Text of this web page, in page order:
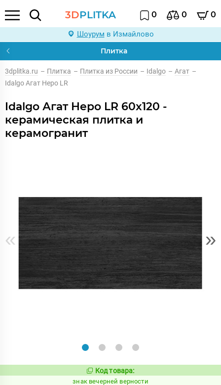
3DPLITKA 0 0 0
Шоурум в Измайлово
Плитка
3dplitka.ru – Плитка – Плитка из России – Idalgo – Агат –
Idalgo Агат Неро LR
Idalgo Агат Неро LR 60x120 -
керамическая плитка и
керамогранит
« »
Код:
485881
Код товара:
знак вечерней верности